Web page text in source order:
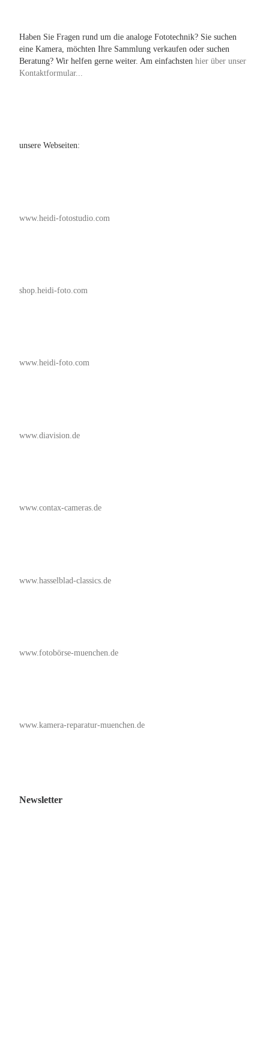
Haben Sie Fragen rund um die analoge Fototechnik? Sie suchen
eine Kamera, möchten Ihre Sammlung verkaufen oder suchen
Beratung? Wir helfen gerne weiter. Am einfachsten hier über unser
Kontaktformular...
unsere Webseiten:
www.heidi-fotostudio.com
shop.heidi-foto.com
www.heidi-foto.com
www.diavision.de
www.contax-cameras.de
www.hasselblad-classics.de
www.fotobörse-muenchen.de
www.kamera-reparatur-muenchen.de
Newsletter